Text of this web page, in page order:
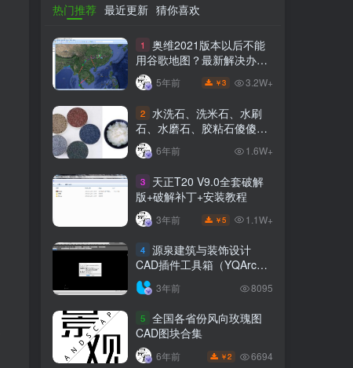
热门推荐 最近更新 猜你喜欢
1
奥维2021版本以后不能
用谷歌地图？最新解决办法
苹果安卓电脑
5年前 ￥3 3.2W+
2 水洗石、洗米石、水刷
石、水磨石、胶粘石傻傻分
不清楚
6年前 1.6W+
3
天正T20 V9.0全套破解
版+破解补丁+安装教程
3年前 ￥5 1.1W+
4 源泉建筑与装饰设计
CAD插件工具箱（YQArch
6.7.4）
3年前 8095
5 全国各省份风向玫瑰图
CAD图块合集
6年前 ￥2 6694